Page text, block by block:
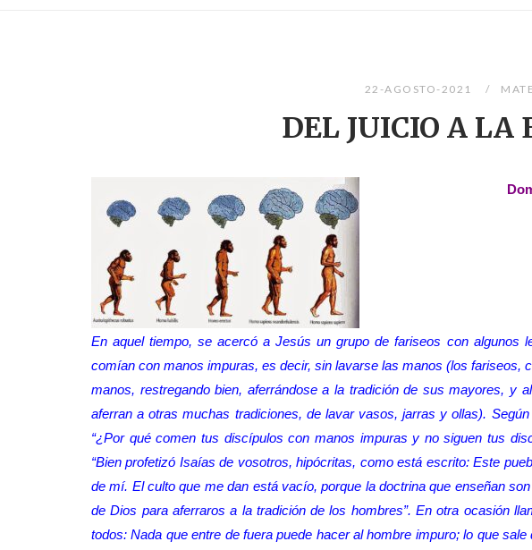
22-AGOSTO-2021
DEL JUICIO A LA
En aquel tiempo, se acercó a Jesús un grupo de fariseos con algunos
comían con manos impuras, es decir, sin lavarse las manos (los fariseos,
manos, restregando bien, aferrándose a la tradición de sus mayores, y
aferran a otras muchas tradiciones, de lavar vasos, jarras y ollas).
“¿Por qué comen tus discípulos con manos impuras y no siguen tus
“Bien profetizó Isaías de vosotros, hipócritas, como está escrito: Este
de mí. El culto que me dan está vacío, porque la doctrina que enseñan
de Dios para aferraros a la tradición de los hombres”. En otra ocasión
todos: Nada que entre de fuera puede hacer al hombre impuro; lo que